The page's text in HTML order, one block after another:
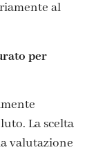
al
per
La scelta
valutazione